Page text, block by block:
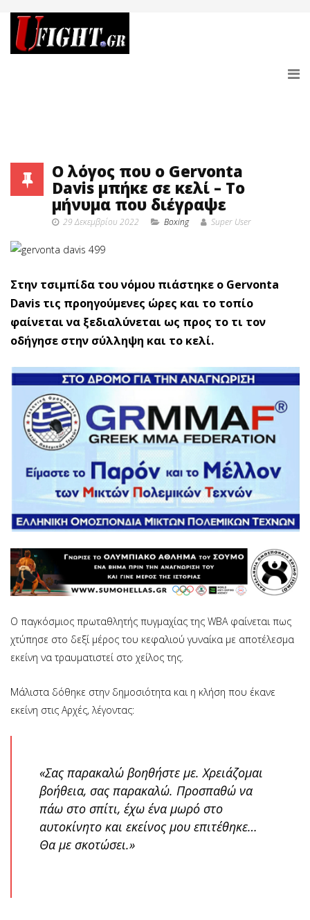
Ο λόγος που ο Gervonta
Davis μπήκε σε κελί – Το
μήνυμα που διέγραψε
29 Δεκεμβρίου 2022 Boxing Super User
Στην τσιμπίδα του νόμου πιάστηκε ο Gervonta
Davis τις προηγούμενες ώρες και το τοπίο
φαίνεται να ξεδιαλύνεται ως προς το τι τον
οδήγησε στην σύλληψη και το κελί.
Ο παγκόσμιος πρωταθλητής πυγμαχίας της WBA φαίνεται πως
χτύπησε στο δεξί μέρος του κεφαλιού γυναίκα με αποτέλεσμα
εκείνη να τραυματιστεί στο χείλος της.
Μάλιστα δόθηκε στην δημοσιότητα και η κλήση που έκανε
εκείνη στις Αρχές, λέγοντας:
«Σας παρακαλώ βοηθήστε με. Χρειάζομαι
βοήθεια, σας παρακαλώ. Προσπαθώ να
πάω στο σπίτι, έχω ένα μωρό στο
αυτοκίνητο και εκείνος μου επιτέθηκε…
Θα με σκοτώσει.»